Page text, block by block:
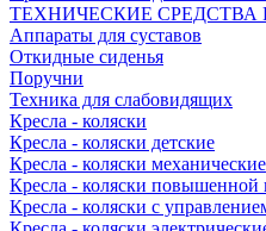
ТЕХНИЧЕСКИЕ СРЕДСТВА
Аппараты для суставов
Откидные сиденья
Поручни
Техника для слабовидящих
Кресла - коляски
Кресла - коляски детские
Кресла - коляски механические
Кресла - коляски повышенной
Кресла - коляски с